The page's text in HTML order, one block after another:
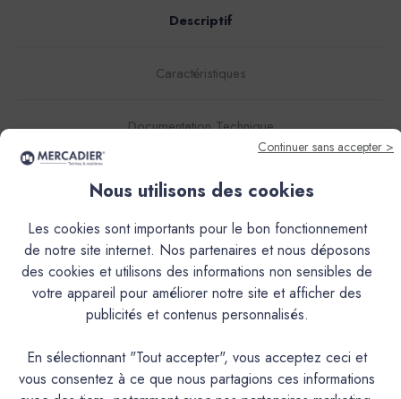
Descriptif
Caractéristiques
Documentation Technique
Couleurs & Échantillons
chaux aérienne. Il permet d'obtenir une texture fine,
nuancée et des teintes chaleureuses. Sa granulométrie
constante finement rustique de 0 à 0,7 mm est idéale pour
la réalisation de décors multiples: taloché,écrasé et lissé.Sa
nature en fait un produit exceptionnel autant en intérieur
(Pigments poudre à mélanger ou Pré-teinté) rend utilisable
ou non le produit en extérieur et peut limiter l’usage de
Continuer sans accepter >
Nous utilisons des cookies
Les cookies sont importants pour le bon fonctionnement
de notre site internet. Nos partenaires et nous déposons
des cookies et utilisons des informations non sensibles de
votre appareil pour améliorer notre site et afficher des
publicités et contenus personnalisés.
En sélectionnant "Tout accepter", vous acceptez ceci et
vous consentez à ce que nous partagions ces informations